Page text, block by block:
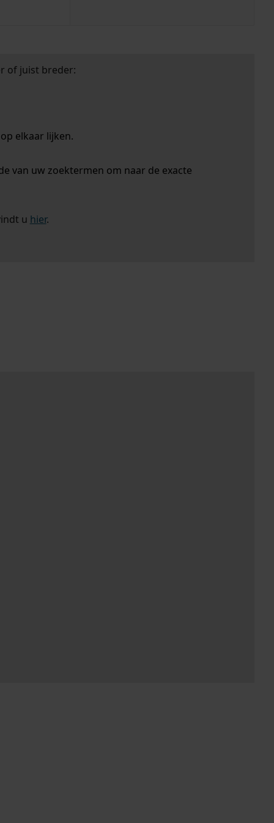
of juist breder:
elkaar lijken.
van uw zoektermen om naar de exacte
u hier.